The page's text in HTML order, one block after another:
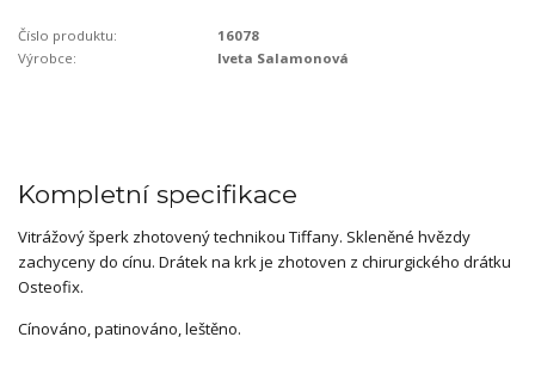
Číslo produktu:
16078
Výrobce:
Iveta Salamonová
Kompletní specifikace
Vitrážový šperk zhotovený technikou Tiffany. Skleněné hvězdy
zachyceny do cínu. Drátek na krk je zhotoven z chirurgického drátku
Osteofix.
Cínováno, patinováno, leštěno.